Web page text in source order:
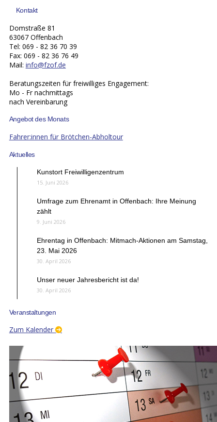
Kontakt
Domstraße 81
63067 Offenbach
Tel: 069 - 82 36 70 39
Fax: 069 - 82 36 76 49
Mail: info@fzof.de
Beratungszeiten für freiwilliges Engagement:
Mo - Fr nachmittags
nach Vereinbarung
Angebot des Monats
Fahrer:innen für Brötchen-Abholtour
Aktuelles
Kunstort Freiwilligenzentrum
15. Juni 2026
Umfrage zum Ehrenamt in Offenbach: Ihre Meinung
zählt
9. Juni 2026
Ehrentag in Offenbach: Mitmach-Aktionen am Samstag,
23. Mai 2026
30. April 2026
Unser neuer Jahresbericht ist da!
30. April 2026
Veranstaltungen
Zum Kalender